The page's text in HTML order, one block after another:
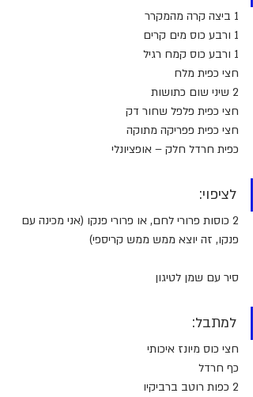
1 ביצה קרה מהמקרר
1 ורבע כוס מים קרים
1 ורבע כוס קמח רגיל
חצי כפית מלח
2 שיני שום כתושות
חצי כפית פלפל שחור דק
חצי כפית פפריקה מתוקה
כפית חרדל חלק – אופציונלי
לציפוי:
2 כוסות פרורי לחם, או פרורי פנקו (אני מכינה עם
פנקו, זה יוצא ממש ממש קריספי)
סיר עם שמן לטיגון
למתבל:
חצי כוס מיונז איכותי
כף חרדל
2 כפות רוטב ברביקיו